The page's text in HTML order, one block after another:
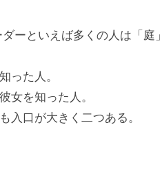
ーといえば多くの人は「
った人。
女を知った人。
入口が大きく二つある。